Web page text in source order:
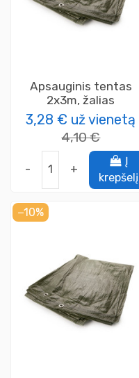
Apsauginis tentas
2x3m, žalias
3,28 € už vienetą
4,10 €
- +
Į
krepšelį
−10%